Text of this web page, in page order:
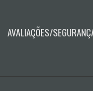
AVALIAÇÕES/